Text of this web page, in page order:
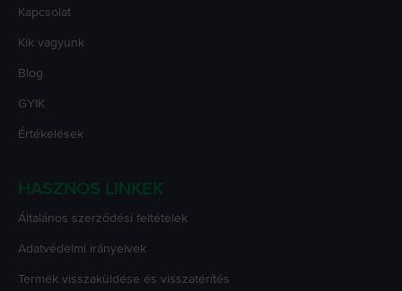
Kapcsolat
Kik vagyunk
Blog
GYIK
Értékelések
HASZNOS LINKEK
Általános szerződési feltételek
Adatvédelmi irányelvek
Termék visszaküldése és visszatérítés